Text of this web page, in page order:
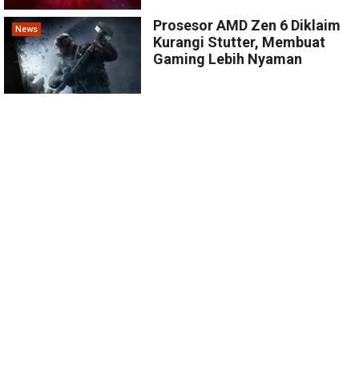
News
Prosesor AMD Zen 6 Diklaim
Kurangi Stutter, Membuat
Gaming Lebih Nyaman